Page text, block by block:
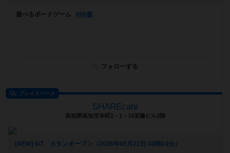
遊べるボードゲーム 498個
フォローする
プレイスペース
SHAREcafe
高知県高知市本町2－1－15安藤ビル2階
[NEW] 6/7 カタンオープン（2026年05月22日 08時24分）